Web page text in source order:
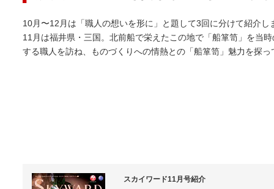
10月〜12月は「職人の想いを形に」と題して3回に分けて紹介し
11月は福井県・三国。北前船で栄えたこの地で「船箪笥」を当
する職人を訪ね、ものづくりへの情熱との「船箪笥」魅力を探っ
スカイワード11月号紹介